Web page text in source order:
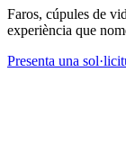
Faros, cúpules de
experiència que
Presenta una